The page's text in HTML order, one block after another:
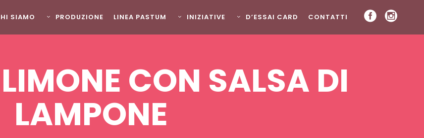
SIAMO PRODUZIONE LINEA PASTUM INIZIATIVE D’ESSAI CARD CONTATTI
CON SALSA DI
LAMPONE